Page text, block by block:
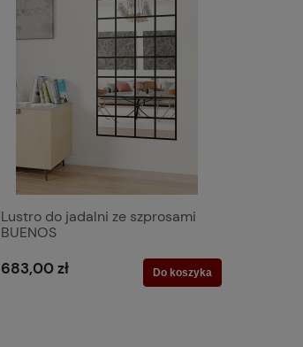
Lustro do jadalni ze szprosami
BUENOS
683,00 zł Do koszyka